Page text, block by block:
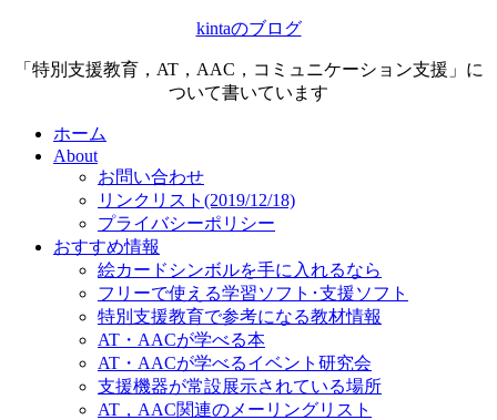
kintaのブログ
「特別支援教育，AT，AAC，コミュニケーション支援」に
ついて書いています
ホーム
About
お問い合わせ
リンクリスト(2019/12/18)
プライバシーポリシー
おすすめ情報
絵カードシンボルを手に入れるなら
フリーで使える学習ソフト･支援ソフト
特別支援教育で参考になる教材情報
AT・AACが学べる本
AT・AACが学べるイベント研究会
支援機器が常設展示されている場所
AT，AAC関連のメーリングリスト